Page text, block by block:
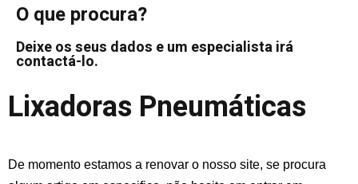
O que procura?
Deixe os seus dados e um especialista irá
contactá-lo.
Lixadoras Pneumáticas
De momento estamos a renovar o nosso site, se procura